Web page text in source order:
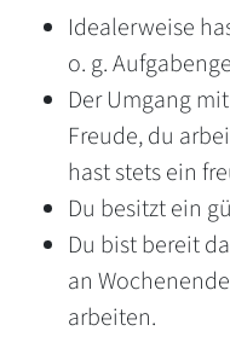
Idealerweise
o. g.
Der Umgang
Freude, du
hast stets ein
Du besitzt ein
Du bist bereit
an
arbeiten.